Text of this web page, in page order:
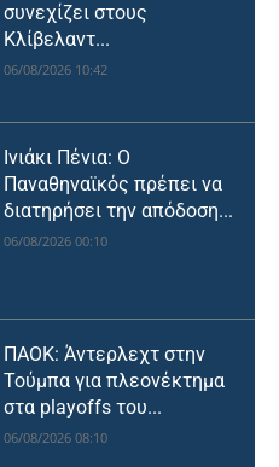
συνεχίζει στους
Κλίβελαντ...
06/08/2026 10:42
Ινιάκι Πένια: Ο
Παναθηναϊκός πρέπει να
διατηρήσει την απόδοση...
06/08/2026 00:10
ΠΑΟΚ: Άντερλεχτ στην
Τούμπα για πλεονέκτημα
στα playoffs του...
06/08/2026 08:10